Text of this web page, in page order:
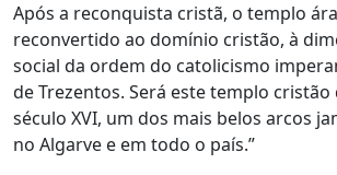
Após a reconquista cristã, o templo
reconvertido ao domínio cristão, à
social da ordem do catolicismo
de Trezentos. Será este templo
século XVI, um dos mais belos arcos
no Algarve e em todo o país.”